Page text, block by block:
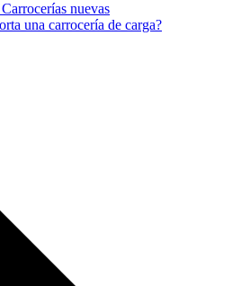
nuevas
una carrocería de carga?